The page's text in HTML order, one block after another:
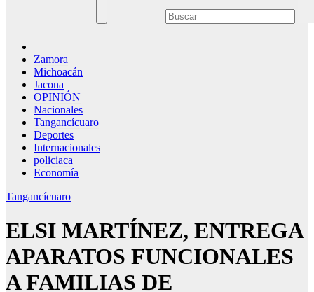
Zamora
Michoacán
Jacona
OPINIÓN
Nacionales
Tangancícuaro
Deportes
Internacionales
policiaca
Economía
Tangancícuaro
ELSI MARTÍNEZ, ENTREGA
APARATOS FUNCIONALES
A FAMILIAS DE